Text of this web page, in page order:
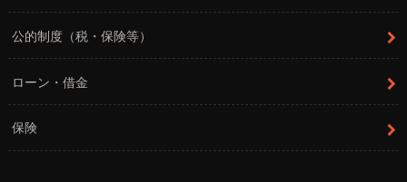
公的制度（税・保険等）
ローン・借金
保険